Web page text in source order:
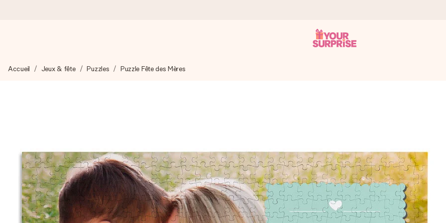
Nous préparons votre cadeau avec attention et l’envoyons en un éclair – pour que vous puissiez l’offrir au bon moment, quand
Carte de vœux gratuite
Créez quelque chose d’unique en quelques étapes – avec son prénom, votre photo ou un message qui touche le cœur. Sans
Accueil Jeux & fête Puzzles Puzzle Fête des Mères